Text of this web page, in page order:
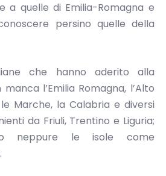
a quelle di Emilia-Romagna e
persino quelle della
che hanno aderito alla
l’Emilia Romagna, l’Alto
Marche, la Calabria e diversi
da Friuli, Trentino e Liguria;
neppure le isole come